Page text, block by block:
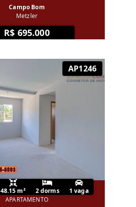
Campo Bom
Metzler
R$ 695.000
AP1246
48.15 m² 2 dorms
1 vaga
APARTAMENTO